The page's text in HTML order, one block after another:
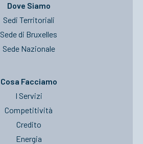
Dove Siamo
Sedi Territoriali
Sede di Bruxelles
Sede Nazionale
Cosa Facciamo
I Servizi
Competitività
Credito
Energia